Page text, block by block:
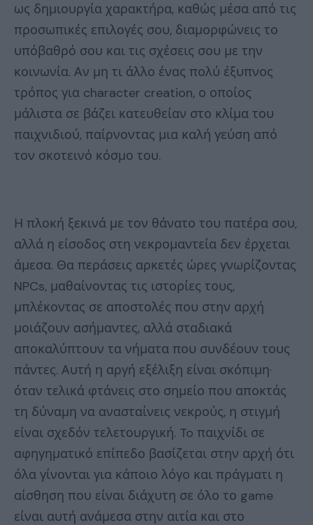
ως δημιουργία χαρακτήρα, καθώς μέσα από τις
προσωπικές επιλογές σου, διαμορφώνεις το
υπόβαθρό σου και τις σχέσεις σου με την
κοινωνία. Αν μη τι άλλο ένας πολύ έξυπνος
τρόπος για character creation, ο οποίος
μάλιστα σε βάζει κατευθείαν στο κλίμα του
παιχνιδιού, παίρνοντας μια καλή γεύση από
τον σκοτεινό κόσμο του.
Η πλοκή ξεκινά με τον θάνατο του πατέρα σου,
αλλά η είσοδος στη νεκρομαντεία δεν έρχεται
άμεσα. Θα περάσεις αρκετές ώρες γνωρίζοντας
NPCs, μαθαίνοντας τις ιστορίες τους,
μπλέκοντας σε αποστολές που στην αρχή
μοιάζουν ασήμαντες, αλλά σταδιακά
αποκαλύπτουν τα νήματα που συνδέουν τους
πάντες. Αυτή η αργή εξέλιξη είναι σκόπιμη·
όταν τελικά φτάνεις στο σημείο που αποκτάς
τη δύναμη να ανασταίνεις νεκρούς, η στιγμή
είναι σχεδόν τελετουργική. To παιχνίδι σε
αφηγηματικό επίπεδο βασίζεται στην αρχή ότι
όλα γίνονται για κάποιο λόγο και πράγματι η
αίσθηση που είναι διάχυτη σε όλο το game
είναι αυτή ανάμεσα στην αιτία και στο